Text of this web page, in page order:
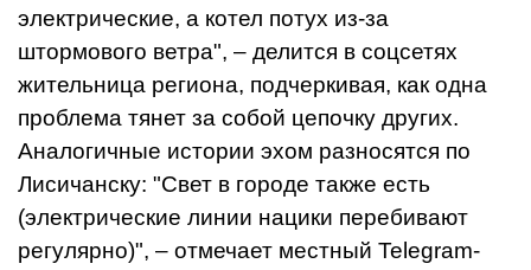
электрические, а котел потух из-за
штормового ветра", – делится в соцсетях
жительница региона, подчеркивая, как одна
проблема тянет за собой цепочку других.
Аналогичные истории эхом разносятся по
Лисичанску: "Свет в городе также есть
(электрические линии нацики перебивают
регулярно)", – отмечает местный Telegram-